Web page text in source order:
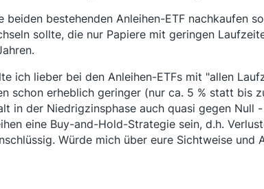
bestehenden Anleihen-ETF nachkaufen
sollte, die nur Papiere mit geringen
ich lieber bei den Anleihen-ETFs mit "allen
schon erheblich geringer (nur ca. 5 % statt bis
in der Niedrigzinsphase auch quasi gegen Null
eine Buy-and-Hold-Strategie sein, d.h.
Würde mich über eure Sichtweise und